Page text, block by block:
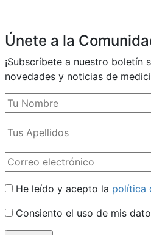
Únete a la
¡Subscríbete a nuestro boletín
novedades y noticias de
He leído y acepto la política
Consiento el uso de mis